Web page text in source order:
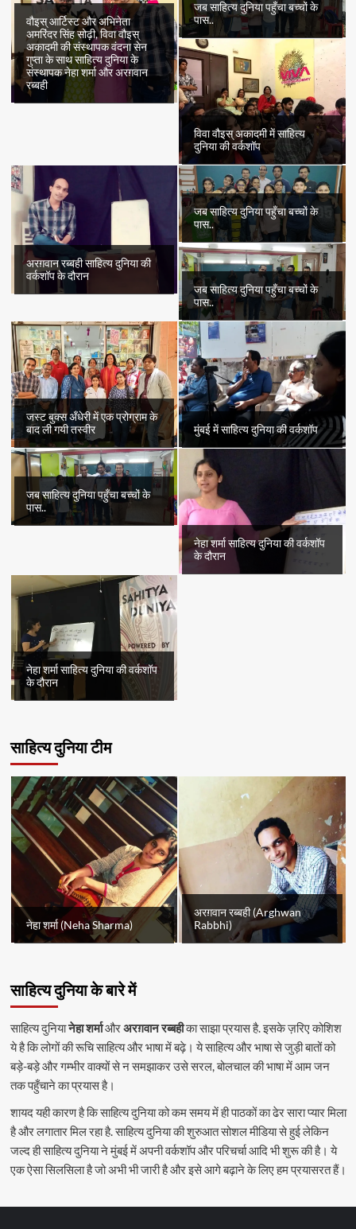
वौइस् आर्टिस्ट और अभिनेता
अमरिंदर सिंह सोढ़ी, विवा वौइस्
अकादमी की संस्थापक वंदना सेन
गुप्ता के साथ साहित्य दुनिया के
संस्थापक नेहा शर्मा और अरग़वान
रब्बही
जब साहित्य दुनिया पहुँचा बच्चों के
पास..
विवा वौइस् अकादमी में साहित्य
दुनिया की वर्कशॉप
अरग़वान रब्बही साहित्य दुनिया की
वर्कशॉप के दौरान
जब साहित्य दुनिया पहुँचा बच्चों के
पास..
जब साहित्य दुनिया पहुँचा बच्चों के
पास..
जस्ट बुक्स अँधेरी में एक प्रोग्राम के
बाद ली गयी तस्वीर
मुंबई में साहित्य दुनिया की वर्कशॉप
जब साहित्य दुनिया पहुँचा बच्चों के
पास..
नेहा शर्मा साहित्य दुनिया की वर्कशॉप
के दौरान
नेहा शर्मा साहित्य दुनिया की वर्कशॉप
के दौरान
साहित्य दुनिया टीम
नेहा शर्मा (Neha Sharma)
अरग़वान रब्बही (Arghwan
Rabbhi)
साहित्य दुनिया के बारे में
साहित्य दुनियानेहा शर्माऔरअरग़वान रब्बहीका साझा प्रयास है. इसके ज़रिए कोशिश
ये है कि लोगों की रूचि साहित्य और भाषा में बढ़े। ये साहित्य और भाषा से जुड़ी बातों को
बड़े-बड़े और गम्भीर वाक्यों से न समझाकर उसे सरल, बोलचाल की भाषा में आम जन
तक पहुँचाने का प्रयास है।
शायद यही कारण है कि साहित्य दुनिया को कम समय में ही पाठकों का ढेर सारा प्यार मिला
है और लगातार मिल रहा है. साहित्य दुनिया की शुरुआत सोशल मीडिया से हुई लेकिन
जल्द ही साहित्य दुनिया ने मुंबई में अपनी वर्कशॉप और परिचर्चा आदि भी शुरू की है। ये
एक ऐसा सिलसिला है जो अभी भी जारी है और इसे आगे बढ़ाने के लिए हम प्रयासरत हैं।